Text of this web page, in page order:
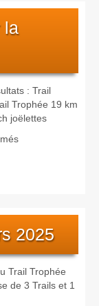
la
: Trail
Trophée 19 km
joëlettes
sur
édition
2025
Trail Trophée
de 3 Trails et 1